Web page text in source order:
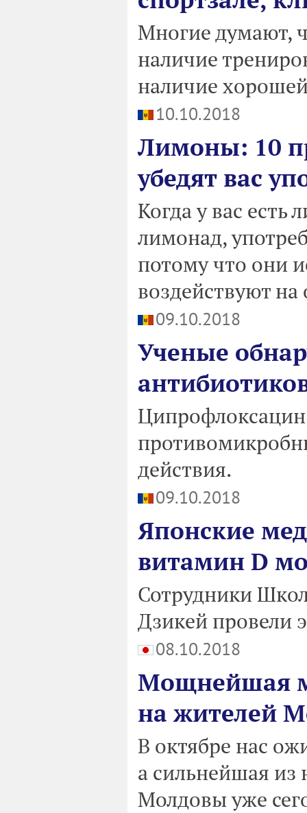
Многие думают,
наличие
наличие
10.10.2018
Лимоны: 10
убедят вас
Когда у вас есть
лимонад,
потому что они
воздействуют
09.10.2018
Ученые
Ципрофлоксацин
действия.
09.10.2018
Японские
витамин D
Сотрудники
Дзикей провели
08.10.2018
Мощнейшая
на жителей
В октябре нас
а сильнейшая из
Молдовы уже